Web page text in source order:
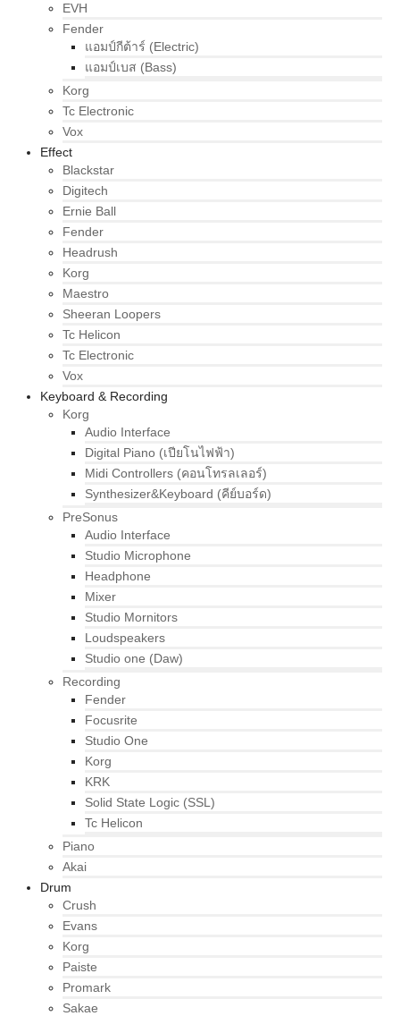
EVH
Fender
แอมป์กีต้าร์ (Electric)
แอมป์เบส (Bass)
Korg
Tc Electronic
Vox
Effect
Blackstar
Digitech
Ernie Ball
Fender
Headrush
Korg
Maestro
Sheeran Loopers
Tc Helicon
Tc Electronic
Vox
Keyboard & Recording
Korg
Audio Interface
Digital Piano (เปียโนไฟฟ้า)
Midi Controllers (คอนโทรลเลอร์)
Synthesizer&Keyboard (คีย์บอร์ด)
PreSonus
Audio Interface
Studio Microphone
Headphone
Mixer
Studio Mornitors
Loudspeakers
Studio one (Daw)
Recording
Fender
Focusrite
Studio One
Korg
KRK
Solid State Logic (SSL)
Tc Helicon
Piano
Akai
Drum
Crush
Evans
Korg
Paiste
Promark
Sakae